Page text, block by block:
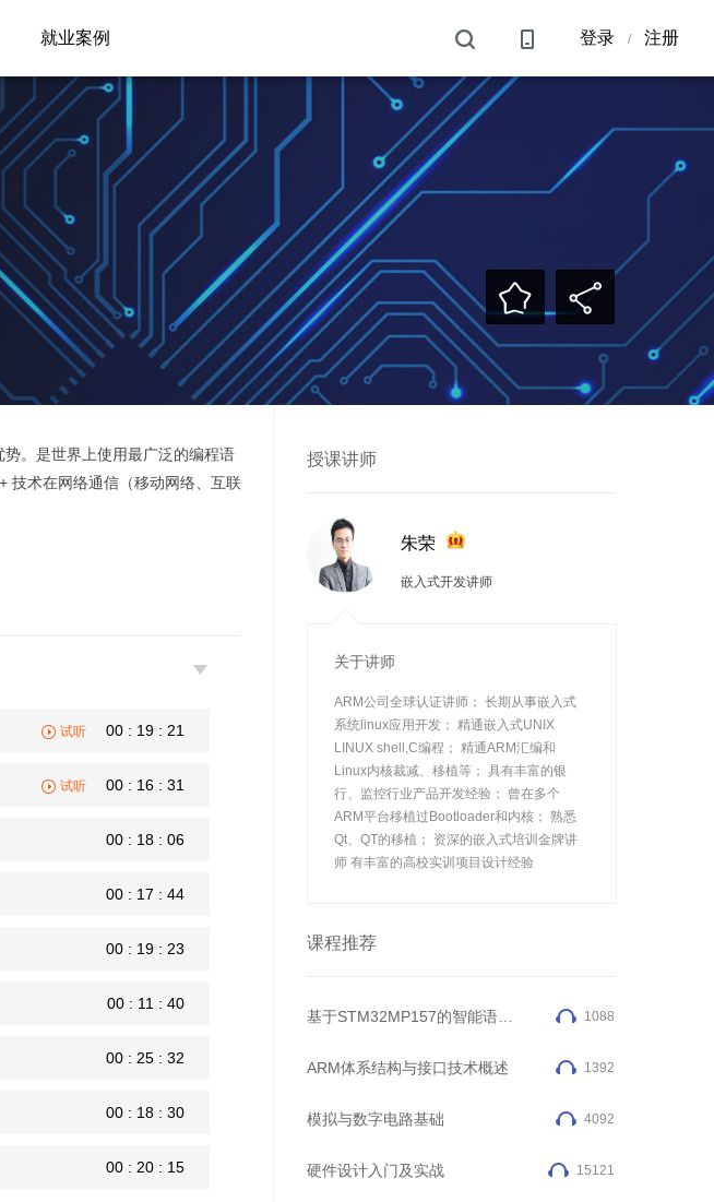
就业案例 登录 / 注册
。是世界上使用最广泛的编程语
技术在网络通信（移动网络、互联
试听 00 : 19 : 21
试听 00 : 16 : 31
00 : 18 : 06
00 : 17 : 44
00 : 19 : 23
00 : 11 : 40
00 : 25 : 32
00 : 18 : 30
00 : 20 : 15
授课讲师
朱荣
嵌入式开发讲师
关于讲师
ARM公司全球认证讲师； 长期从事嵌入式
系统linux应用开发； 精通嵌入式UNIX
LINUX shell,C编程； 精通ARM汇编和
Linux内核裁减、移植等； 具有丰富的银
行、监控行业产品开发经验； 曾在多个
ARM平台移植过Bootloader和内核； 熟悉
Qt、QT的移植； 资深的嵌入式培训金牌讲
师 有丰富的高校实训项目设计经验
课程推荐
1088
ARM体系结构与接口技术概述 1392
模拟与数字电路基础 4092
硬件设计入门及实战 15121